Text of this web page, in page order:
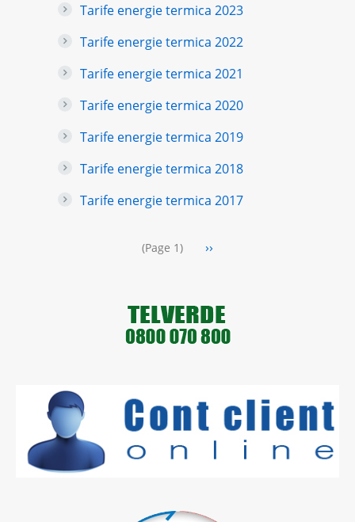
Tarife energie termica 2023
Tarife energie termica 2022
Tarife energie termica 2021
Tarife energie termica 2020
Tarife energie termica 2019
Tarife energie termica 2018
Tarife energie termica 2017
(Page 1)
Next
››